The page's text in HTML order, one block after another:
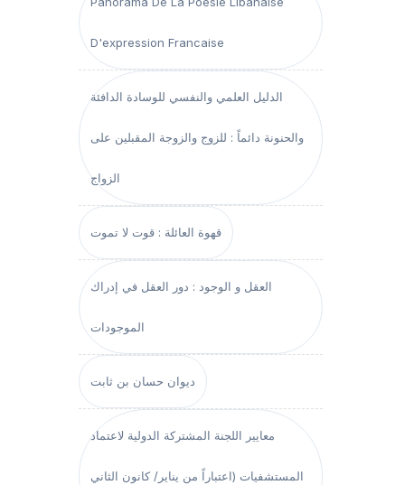
D'expression Francaise
الدليل العلمي والنفسي للوسادة الدافئة
والحنونة دائماً : للزوج والزوجة المقبلين على
الزواج
قهوة العائلة : قوت لا تموت
العقل و الوجود : دور العقل في إدراك
الموجودات
ديوان حسان بن ثابت
معايير اللجنة المشتركة الدولية لاعتماد
المستشفيات (اعتباراً من يناير/ كانون الثاني